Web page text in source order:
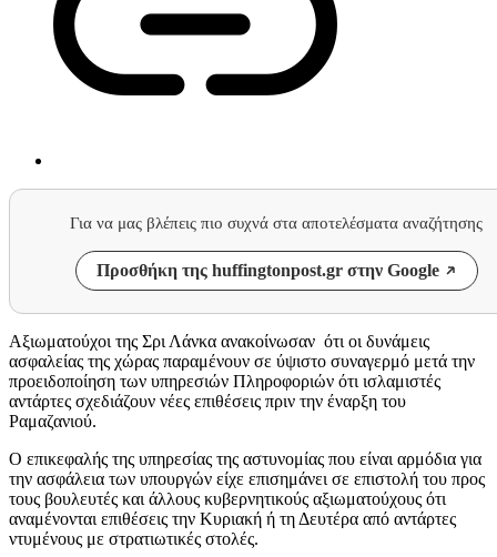
Για να μας βλέπεις πιο συχνά στα αποτελέσματα αναζήτησης
Προσθήκη της huffingtonpost.gr στην Google
Αξιωματούχοι της Σρι Λάνκα ανακοίνωσαν ότι οι δυνάμεις
ασφαλείας της χώρας παραμένουν σε ύψιστο συναγερμό μετά την
προειδοποίηση των υπηρεσιών Πληροφοριών ότι ισλαμιστές
αντάρτες σχεδιάζουν νέες επιθέσεις πριν την έναρξη του
Ραμαζανιού.
Ο επικεφαλής της υπηρεσίας της αστυνομίας που είναι αρμόδια για
την ασφάλεια των υπουργών είχε επισημάνει σε επιστολή του προς
τους βουλευτές και άλλους κυβερνητικούς αξιωματούχους ότι
αναμένονται επιθέσεις την Κυριακή ή τη Δευτέρα από αντάρτες
ντυμένους με στρατιωτικές στολές.